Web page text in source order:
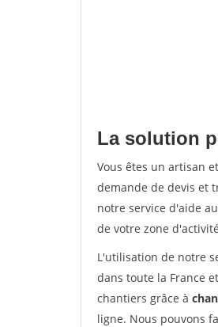
La solution
Vous êtes un artisan
demande de devis et
notre service d'aide
de votre zone
L'utilisation de notre
dans toute la France
chantiers grâce à
ligne. Nous pouvons